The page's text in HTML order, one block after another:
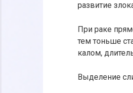
развитие
При раке
тем тоньше
калом,
Выделение